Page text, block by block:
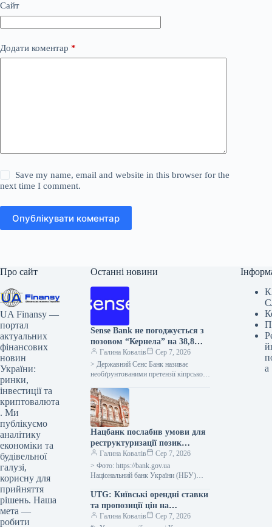
Сайт
Додати коментар *
Save my name, email and website in this browser for the
next time I comment.
Опублікувати коментар
Про сайт
UA Finansy —
портал
актуальних
фінансових
новин
України:
ринки,
інвестиції та
криптовалюта
. Ми
публікуємо
аналітику
економіки та
будівельної
галузі,
корисну для
прийняття
рішень. Наша
мета —
робити
Останні новини
Sense Bank не погоджується з
позовом “Кернела” на 38,8
мільйона доларів.
Галина Ковалів
Сер 7, 2026
> Державний Сенс Банк називає
необґрунтованими претензії кіпрської
що входить до групи “Кернел”, щодо
солідарного стягнення…
Нацбанк послабив умови для
реструктуризації позик
компаніям і застави
сільськогосподарських
товарів
Галина Ковалів
Сер 7, 2026
> Фото: https://bank.gov.ua
Національний банк України (НБУ)
дефолт позичальників у разі
тимчасової, до одного року,…
UTG: Київські орендні ставки
та пропозиції цін на
приміщення в центральних
Галина Ковалів
Сер 7, 2026
а